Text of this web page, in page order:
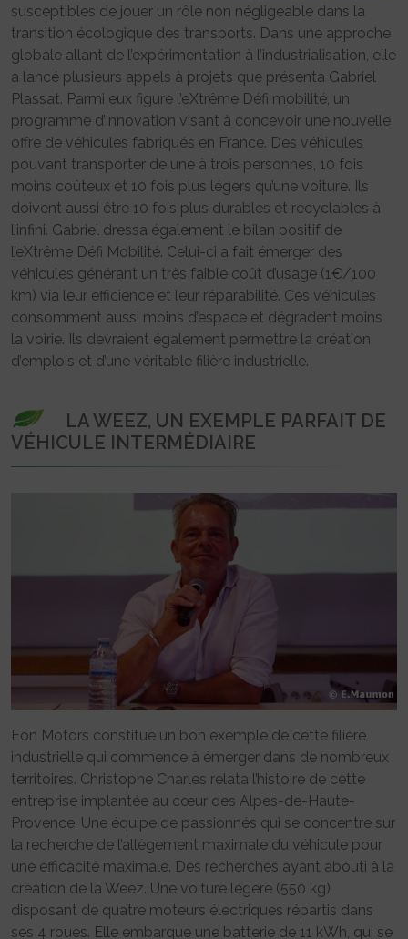
susceptibles de jouer un rôle non négligeable dans la
transition écologique des transports. Dans une approche
globale allant de l’expérimentation à l’industrialisation, elle
a lancé plusieurs appels à projets que présenta Gabriel
Plassat. Parmi eux figure l’eXtrême Défi mobilité, un
programme d’innovation visant à concevoir une nouvelle
offre de véhicules fabriqués en France. Des véhicules
pouvant transporter de une à trois personnes, 10 fois
moins coûteux et 10 fois plus légers qu’une voiture. Ils
doivent aussi être 10 fois plus durables et recyclables à
l’infini. Gabriel dressa également le bilan positif de
l’eXtrême Défi Mobilité. Celui-ci a fait émerger des
véhicules générant un très faible coût d’usage (1€/100
km) via leur efficience et leur réparabilité. Ces véhicules
consomment aussi moins d’espace et dégradent moins
la voirie. Ils devraient également permettre la création
d’emplois et d’une véritable filière industrielle.
LA WEEZ, UN EXEMPLE PARFAIT DE
VÉHICULE INTERMÉDIAIRE
Eon Motors constitue un bon exemple de cette filière
industrielle qui commence à émerger dans de nombreux
territoires. Christophe Charles relata l’histoire de cette
entreprise implantée au cœur des Alpes-de-Haute-
Provence. Une équipe de passionnés qui se concentre sur
la recherche de l’allègement maximale du véhicule pour
une efficacité maximale. Des recherches ayant abouti à la
création de la Weez. Une voiture légère (550 kg)
disposant de quatre moteurs électriques répartis dans
ses 4 roues. Elle embarque une batterie de 11 kWh, qui se